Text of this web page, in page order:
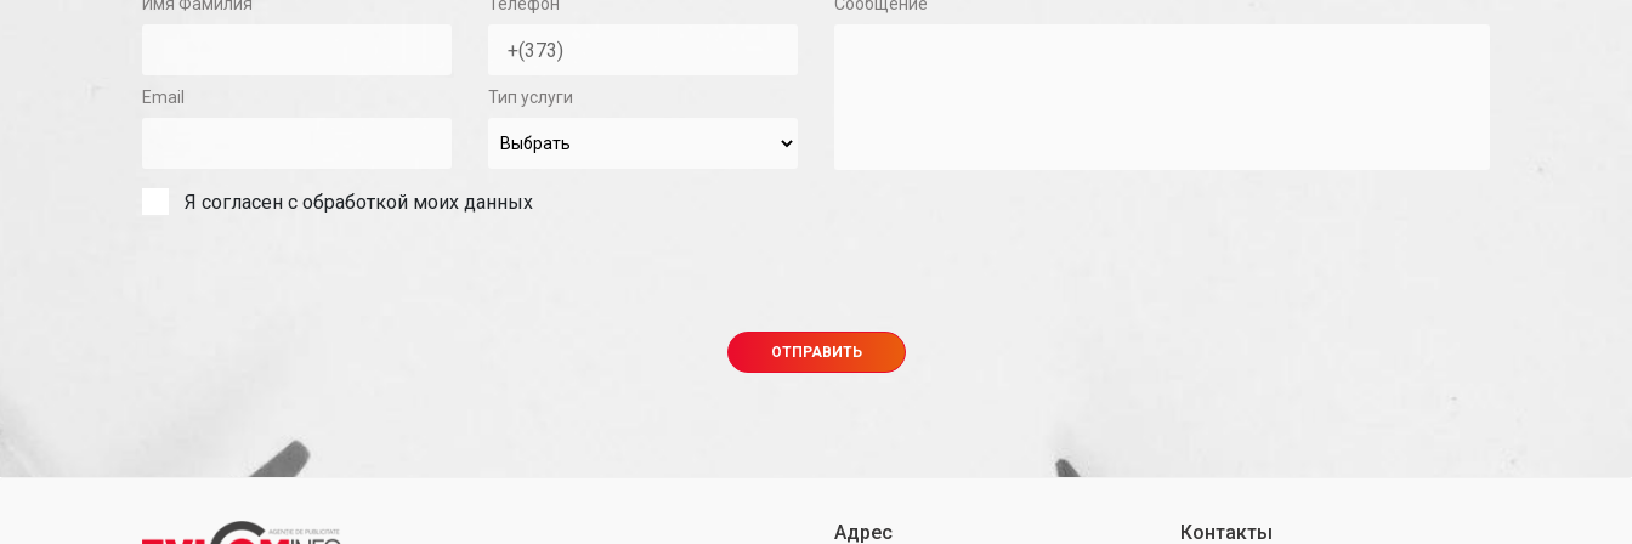
Имя Фамилия Телефон
Email Тип услуги
Сообщение
Я согласен с обработкой моих данных
Адрес Контакты